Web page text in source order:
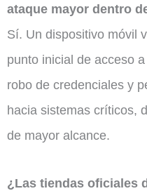
ataque mayor dentro
Sí. Un dispositivo móvil
punto inicial de acceso
robo de credenciales y
hacia sistemas críticos,
de mayor alcance.
¿Las tiendas oficiales